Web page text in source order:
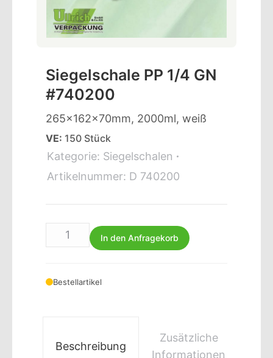
Siegelschale PP 1/4 GN
#740200
265x162x70mm, 2000ml, weiß
VE: 150 Stück
Kategorie: Siegelschalen
Artikelnummer: D 740200
In den Anfragekorb
Bestellartikel
Beschreibung
Zusätzliche
Informationen